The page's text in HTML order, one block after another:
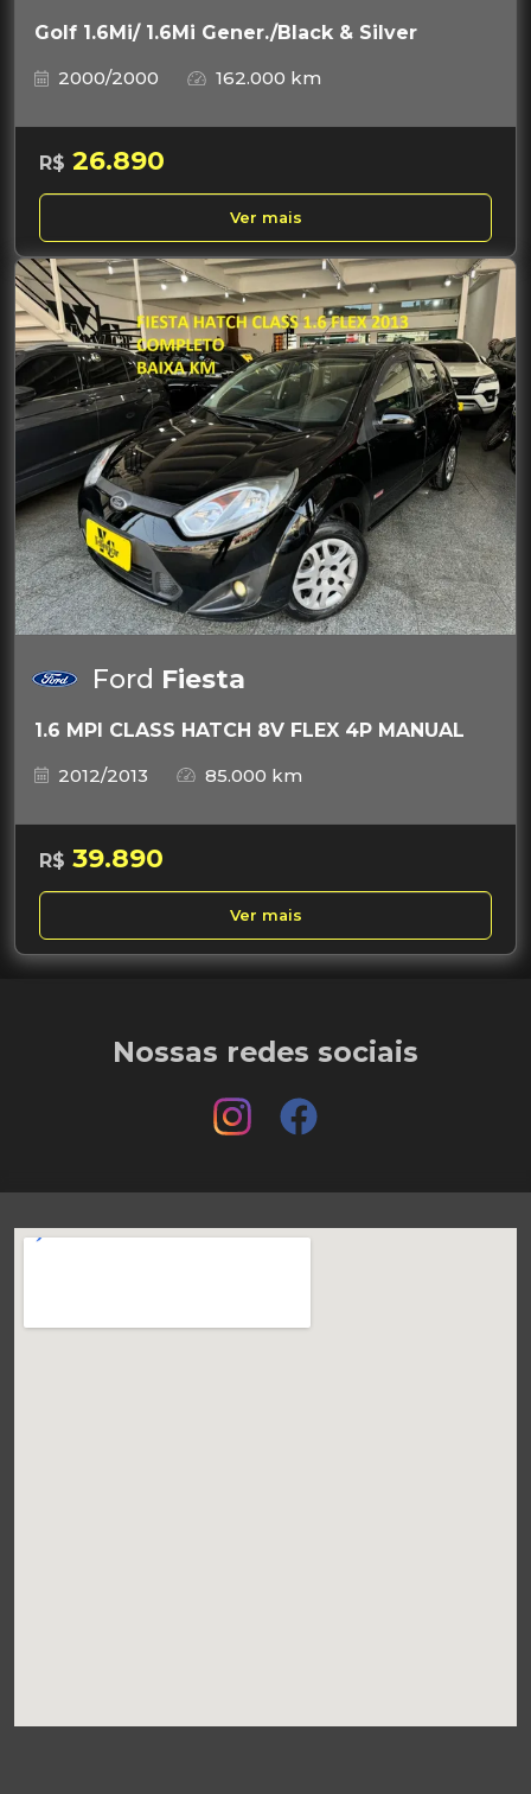
Golf 1.6Mi/ 1.6Mi Gener./Black & Silver
2000/2000
162.000 km
R$ 26.890
Ver mais
Ford Fiesta
1.6 MPI CLASS HATCH 8V FLEX 4P MANUAL
2012/2013
85.000 km
R$ 39.890
Ver mais
Nossas redes sociais